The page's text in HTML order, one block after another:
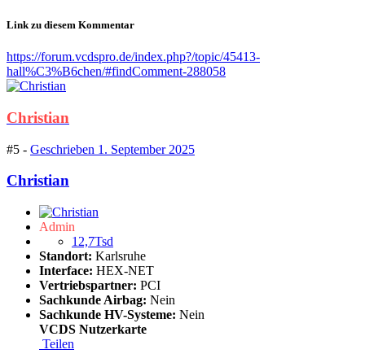
Link zu diesem Kommentar
https://forum.vcdspro.de/index.php?/topic/45413-
hall%C3%B6chen/#findComment-288058
Christian
#5 - Geschrieben 1. September 2025
Christian
Admin
12,7Tsd
Standort: Karlsruhe
Interface: HEX-NET
Vertriebspartner: PCI
Sachkunde Airbag: Nein
Sachkunde HV-Systeme: Nein
VCDS Nutzerkarte
Teilen